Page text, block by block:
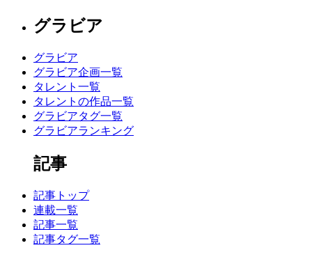
グラビア
グラビア
グラビア企画一覧
タレント一覧
タレントの作品一覧
グラビアタグ一覧
グラビアランキング
記事
記事トップ
連載一覧
記事一覧
記事タグ一覧